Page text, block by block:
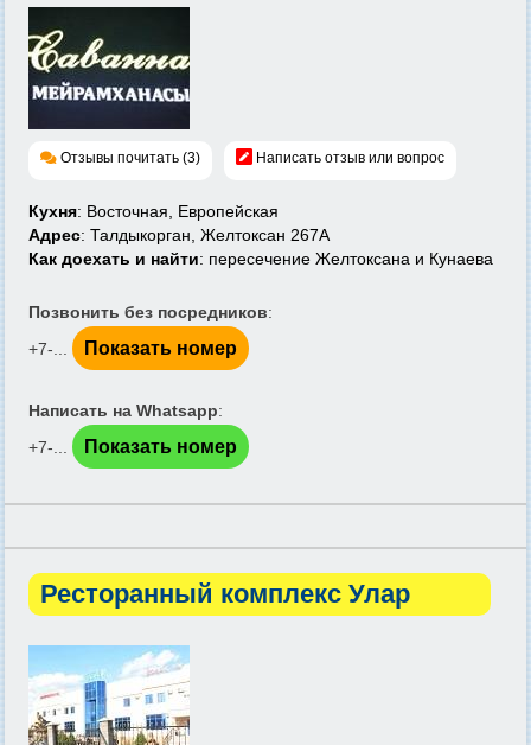
Отзывы почитать (3) Написать отзыв или вопрос
Кухня: Восточная, Европейская
Адрес: Талдыкорган, Желтоксан 267А
Как доехать и найти: пересечение Желтоксана и Кунаева
Позвонить без посредников:
+7-...
Показать номер
Написать на Whatsapp:
+7-...
Показать номер
Ресторанный комплекс Улар